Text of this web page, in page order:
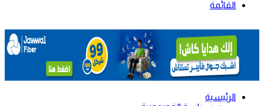
القائمة
الرئيسية